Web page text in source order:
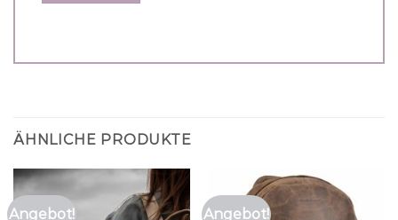
ÄHNLICHE PRODUKTE
Angebot! Angebot!